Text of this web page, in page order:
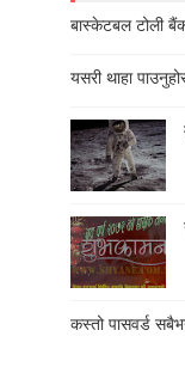
बास्केटबल टोली
यसरी थाहा
कस्तो पासवर्ड